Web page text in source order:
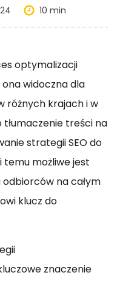
10 min
optymalizacji
widoczna dla
różnych krajach i w
tłumaczenie treści na
strategii SEO do
temu możliwe jest
na całym
klucz do
znaczenie